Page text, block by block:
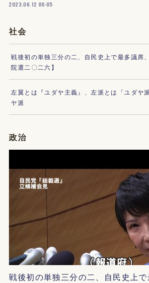
2023.06.12 00:05
社会
戦後初の単独三分の二、自民史上で最多議席
院選二〇二六】
左翼とは『ユダヤ主義』、左派とは「ユダヤ
ヤ派
政治
戦後初の単独三分の二、自民史上